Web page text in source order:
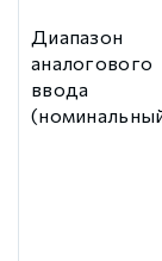
Диапазон
аналогового
ввода